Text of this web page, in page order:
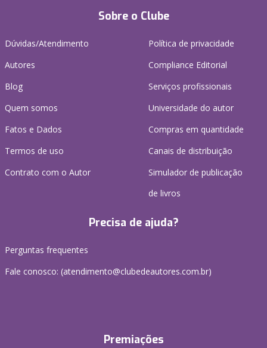
Sobre o Clube
Dúvidas/Atendimento
Autores
Blog
Quem somos
Fatos e Dados
Termos de uso
Contrato com o Autor
Política de privacidade
Compliance Editorial
Serviços profissionais
Universidade do autor
Compras em quantidade
Canais de distribuição
Simulador de publicação
de livros
Precisa de ajuda?
Perguntas frequentes
Fale conosco: (atendimento@clubedeautores.com.br)
Premiações